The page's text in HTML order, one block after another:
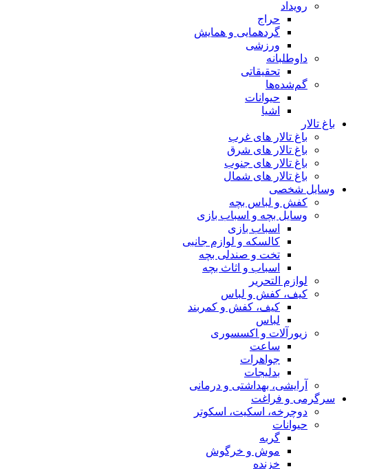
رویداد
حراج
گردهمایی و همایش
ورزشی
داوطلبانه
تحقیقاتی
گم‌شده‌ها
حیوانات
اشیا
باغ تالار
باغ تالار های غرب
باغ تالار های شرق
باغ تالار های جنوب
باغ تالار های شمال
وسایل شخصی
کفش و لباس بچه
وسایل بچه و اسباب بازی
اسباب بازی
کالسکه و لوازم جانبی
تخت و صندلی بچه
اسباب و اثاث بچه
لوازم التحریر
کیف، کفش و لباس
کیف، کفش و کمربند
لباس
زیورآلات و اکسسوری
ساعت
جواهرات
بدلیجات
آرایشی، بهداشتی و درمانی
سرگرمی و فراغت
دوچرخه، اسکیت، اسکوتر
حیوانات
گربه
موش و خرگوش
خزنده